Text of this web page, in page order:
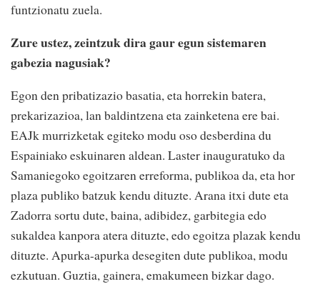
funtzionatu zuela.
Zure ustez, zeintzuk dira gaur egun sistemaren
gabezia nagusiak?
Egon den pribatizazio basatia, eta horrekin batera,
prekarizazioa, lan baldintzena eta zainketena ere bai.
EAJk murrizketak egiteko modu oso desberdina du
Espainiako eskuinaren aldean. Laster inauguratuko da
Samaniegoko egoitzaren erreforma, publikoa da, eta hor
plaza publiko batzuk kendu dituzte. Arana itxi dute eta
Zadorra sortu dute, baina, adibidez, garbitegia edo
sukaldea kanpora atera dituzte, edo egoitza plazak kendu
dituzte. Apurka-apurka desegiten dute publikoa, modu
ezkutuan. Guztia, gainera, emakumeen bizkar dago.